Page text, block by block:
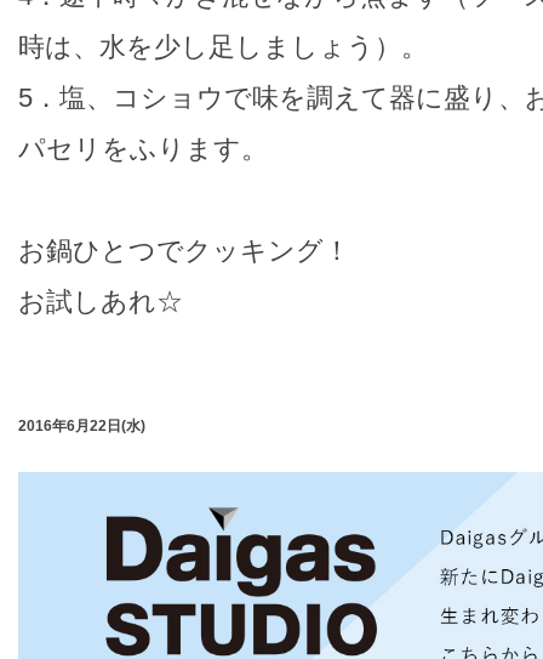
時は、水を少し足しましょう）。
5．塩、コショウで味を調えて器に盛り、
パセリをふります。
お鍋ひとつでクッキング！
お試しあれ☆
2016年6月22日(水)